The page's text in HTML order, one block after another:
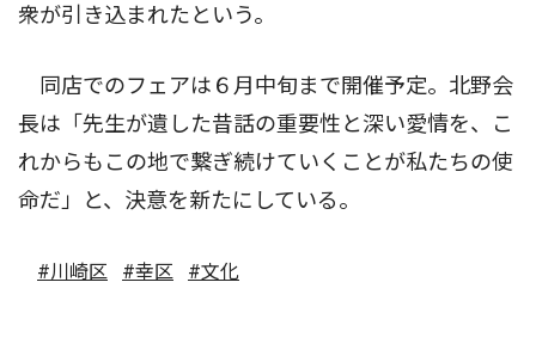
衆が引き込まれたという。
同店でのフェアは６月中旬まで開催予定。北野会
長は「先生が遺した昔話の重要性と深い愛情を、こ
れからもこの地で繋ぎ続けていくことが私たちの使
命だ」と、決意を新たにしている。
#川崎区 #幸区 #文化